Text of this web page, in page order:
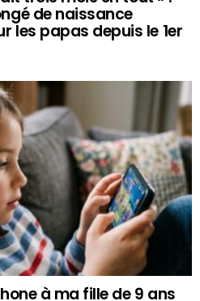
de naissance
les papas depuis le 1er
à ma fille de 9 ans